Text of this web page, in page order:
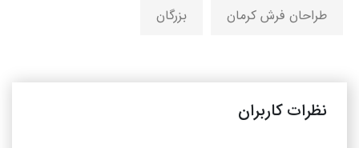
طراحان فرش کرمان
بزرگان
نظرات کاربران